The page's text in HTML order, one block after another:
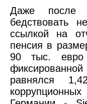
Даже после
бедствовать
ссылкой на
пенсия в
90 тыс. евро
равнялся